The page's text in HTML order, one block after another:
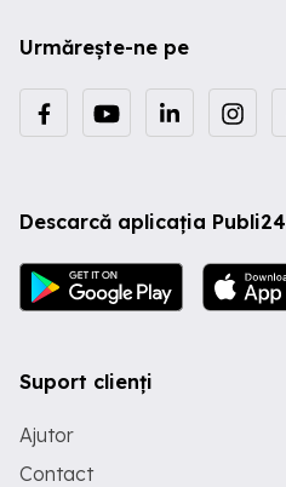
Urmărește-ne pe
Descarcă aplicația Publi24
Suport clienți
Ajutor
Contact